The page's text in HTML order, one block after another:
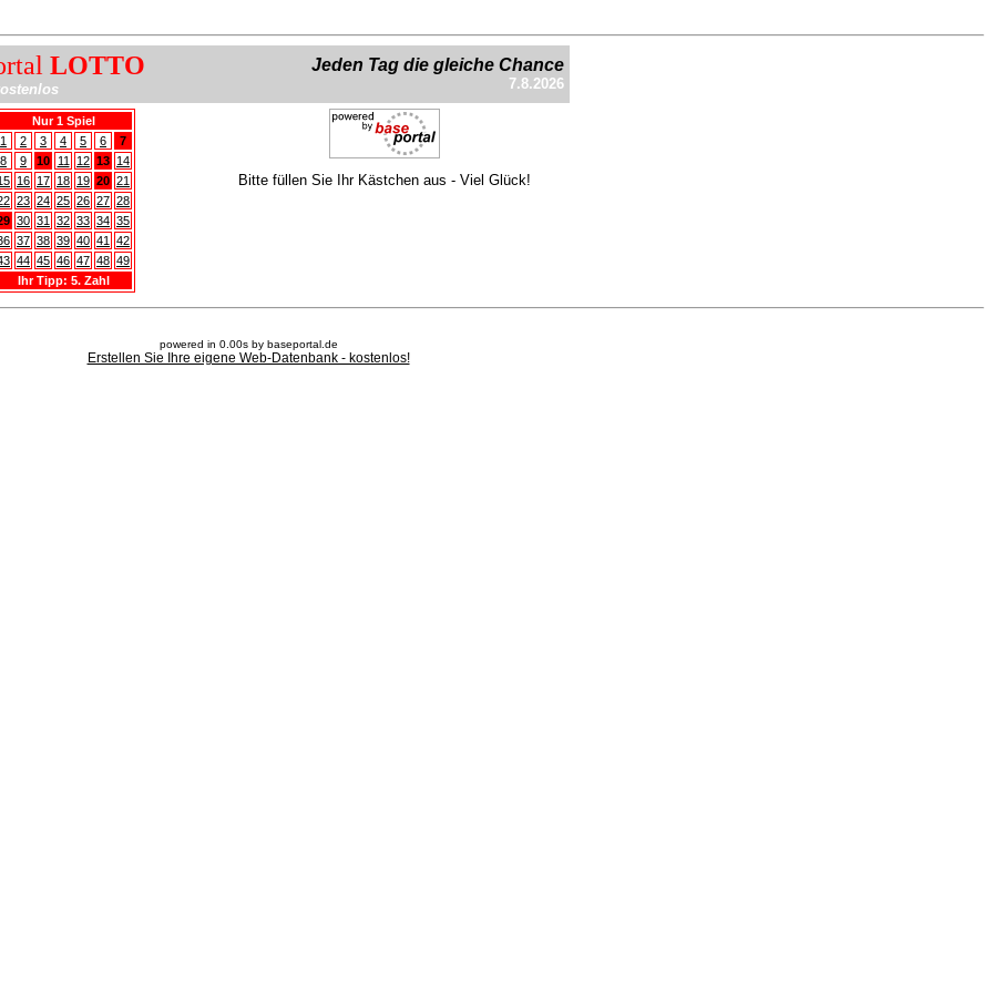
LOTTO Jeden Tag die gleiche Chance
7.8.2026
Nur 1 Spiel
1
2 3 4 5 6
7
8
9 10 11 12 13 14
16 17 18 19 20 21
23 24 25 26 27 28
30 31 32 33 34 35
37 38 39 40 41
42
44 45 46 47 48 49
Ihr Tipp: 5. Zahl
Bitte füllen Sie Ihr Kästchen aus - Viel Glück!
powered in 0.00s by baseportal.de
Erstellen Sie Ihre eigene Web-Datenbank - kostenlos!